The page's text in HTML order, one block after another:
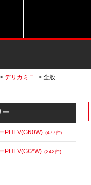
> デリカミニ > 全般
ー
PHEV(GN0W) (477件)
PHEV(GG*W) (242件)